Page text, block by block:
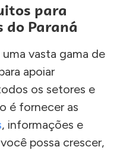
para
do Paraná
vasta gama de
apoiar
os setores e
é fornecer as
, informações e
possa crescer,